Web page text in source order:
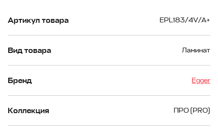
Артикул товара EPL183/4V/A+
Вид товара Ламинат
Бренд Egger
Коллекция ПРО (PRO)